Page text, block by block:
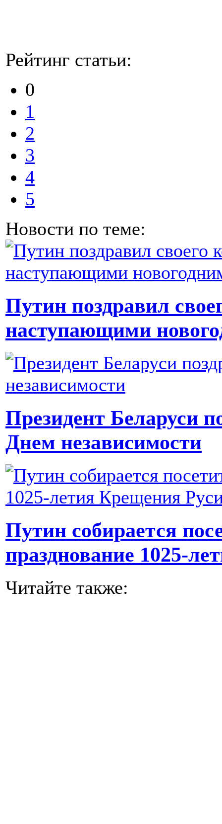
Рейтинг статьи:
0
1
2
3
4
5
Новости по теме:
Путин поздравил
наступающими
Президент Беларуси
Днем независимости
Путин собирается
празднование 1025-
Читайте также: